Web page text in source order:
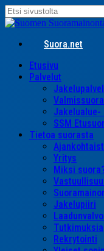
Skip
to
content
Close
Suora.net
search
Menu
Etusivu
Palvelut
Valmissuora
Jakelualue-
SSM
Tietoa suorasta
Yritys
Miksi
Jakelupiiri
Tutkimuksia
Rekrytointi